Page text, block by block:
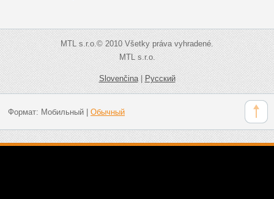
MTL s.r.o.© 2010 Všetky práva vyhradené.
MTL s.r.o.
Slovenčina|Русский
Формат: Мобильный| Обычный